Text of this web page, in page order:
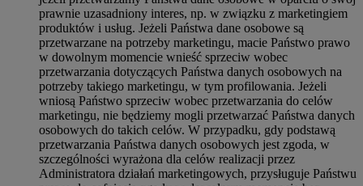
prawnie uzasadniony interes, np. w związku z marketingiem
produktów i usług. Jeżeli Państwa dane osobowe są
przetwarzane na potrzeby marketingu, macie Państwo prawo
w dowolnym momencie wnieść sprzeciw wobec
przetwarzania dotyczących Państwa danych osobowych na
potrzeby takiego marketingu, w tym profilowania. Jeżeli
wniosą Państwo sprzeciw wobec przetwarzania do celów
marketingu, nie będziemy mogli przetwarzać Państwa danych
osobowych do takich celów. W przypadku, gdy podstawą
przetwarzania Państwa danych osobowych jest zgoda, w
szczególności wyrażona dla celów realizacji przez
Administratora działań marketingowych, przysługuje Państwu